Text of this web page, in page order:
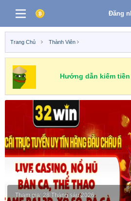
Đăng
Trang Chủ Thành Viên
Hướng dẫn kiếm
32winsarl
Tham gia 28 Tháng sáu 2026